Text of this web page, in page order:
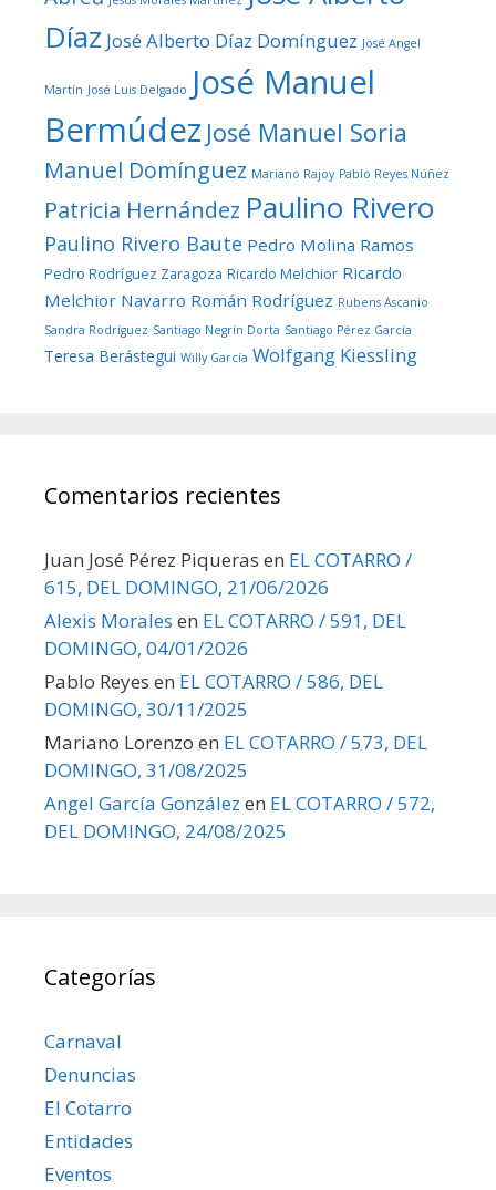
Díaz José Alberto Díaz Domínguez José Angel
Martín José Luis Delgado José Manuel
Bermúdez José Manuel Soria
Manuel Domínguez Mariano Rajoy Pablo Reyes Núñez
Patricia Hernández Paulino Rivero
Paulino Rivero Baute Pedro Molina Ramos
Pedro Rodríguez Zaragoza Ricardo Melchior Ricardo
Melchior Navarro Román Rodríguez Rubens Ascanio
Sandra Rodríguez Santiago Negrín Dorta Santiago Pérez García
Teresa Berástegui Willy García Wolfgang Kiessling
Comentarios recientes
Juan José Pérez Piqueras en EL COTARRO /
615, DEL DOMINGO, 21/06/2026
Alexis Morales en EL COTARRO / 591, DEL
DOMINGO, 04/01/2026
Pablo Reyes en EL COTARRO / 586, DEL
DOMINGO, 30/11/2025
Mariano Lorenzo en EL COTARRO / 573, DEL
DOMINGO, 31/08/2025
Angel García González en EL COTARRO / 572,
DEL DOMINGO, 24/08/2025
Categorías
Carnaval
Denuncias
El Cotarro
Entidades
Eventos